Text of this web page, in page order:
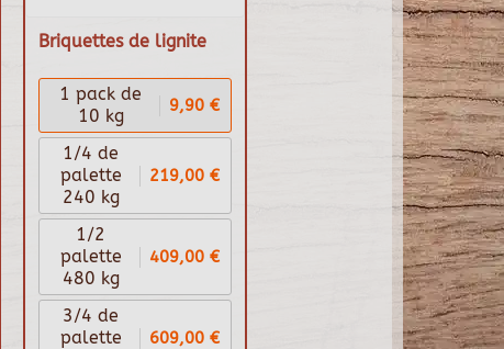
Briquettes de lignite
1 pack de
10 kg
9,90 €
1/4 de
palette
240 kg
219,00 €
1/2
palette
480 kg
409,00 €
3/4 de
palette
609,00 €